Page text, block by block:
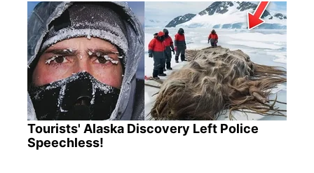
Tourists' Alaska Discovery Left Police
Speechless!